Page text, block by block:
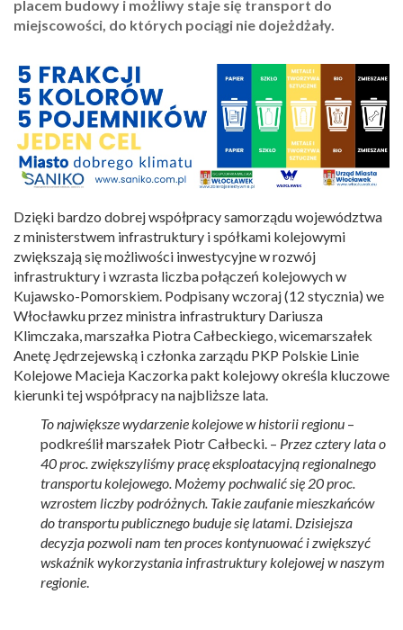
placem budowy i możliwy staje się transport do
miejscowości, do których pociągi nie dojeżdżały.
Dzięki bardzo dobrej współpracy samorządu województwa
z ministerstwem infrastruktury i spółkami kolejowymi
zwiększają się możliwości inwestycyjne w rozwój
infrastruktury i wzrasta liczba połączeń kolejowych w
Kujawsko-Pomorskiem. Podpisany wczoraj (12 stycznia) we
Włocławku przez ministra infrastruktury Dariusza
Klimczaka, marszałka Piotra Całbeckiego, wicemarszałek
Anetę Jędrzejewską i członka zarządu PKP Polskie Linie
Kolejowe Macieja Kaczorka pakt kolejowy określa kluczowe
kierunki tej współpracy na najbliższe lata.
To największe wydarzenie kolejowe w historii regionu –
podkreślił marszałek Piotr Całbecki. – Przez cztery lata o
40 proc. zwiększyliśmy pracę eksploatacyjną regionalnego
transportu kolejowego. Możemy pochwalić się 20 proc.
wzrostem liczby podróżnych. Takie zaufanie mieszkańców
do transportu publicznego buduje się latami. Dzisiejsza
decyzja pozwoli nam ten proces kontynuować i zwiększyć
wskaźnik wykorzystania infrastruktury kolejowej w naszym
regionie.